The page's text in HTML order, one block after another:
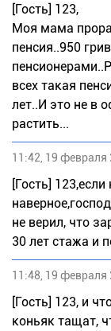
[Гость] 123,
Моя мама
пенсия..950
всех такая
лет..И это не в
растить...
11:42, 19 февраля
[Гость]
не верил, что
30 лет стажа и
11:48, 19 февраля
[Гость] 123, и
коньяк тащат,